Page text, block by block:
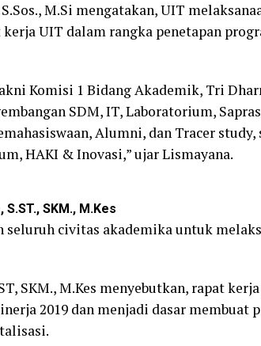
M.Si mengatakan, UIT
UIT dalam rangka penetapan
Komisi 1 Bidang Akademik, Tri
SDM, IT, Laboratorium,
Alumni, dan Tracer
HAKI & Inovasi,” ujar Lismayana.
SKM., M.Kes
civitas akademika untuk
SKM., M.Kes menyebutkan, rapat
2019 dan menjadi dasar membuat